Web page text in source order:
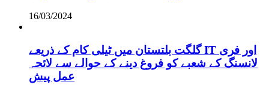
16/03/2024
گلگت بلتستان میں ٹیلی کام کے ذریعے IT اور فری
لانسنگ کے شعبے کو فروغ دینے کے حوالے سے لائحہ
عمل پیش